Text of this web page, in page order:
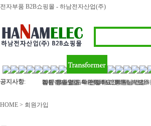
전자부품 B2B쇼핑몰 - 하남전자산업(주)
공지사항: 하남전자산업 - 라인필터, 인덕터, 트랜스
2017 정유년 모두 건강하고 행복하세요
여름 휴가철이 다가왔네요? 회원님! 모
벌써 11월 마지막주이네요..회원님 건강
김민아님 입금 확인해주세요
HOME > 회원가입